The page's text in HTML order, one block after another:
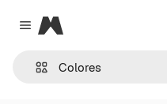
Close menu
Magnific